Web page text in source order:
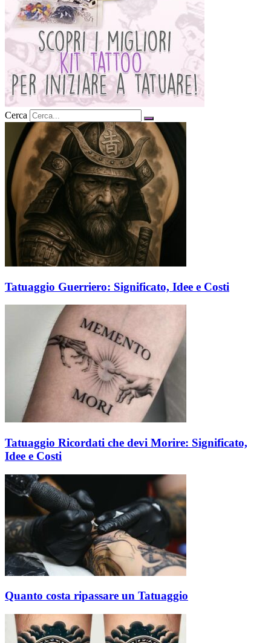
Cerca
Tatuaggio Guerriero: Significato, Idee e Costi
Tatuaggio Ricordati che devi Morire: Significato,
Idee e Costi
Quanto costa ripassare un Tatuaggio